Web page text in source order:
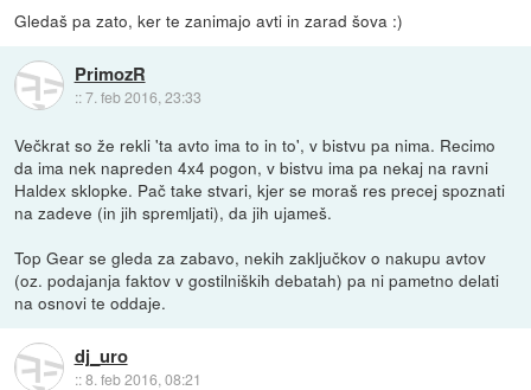
Gledaš pa zato, ker te zanimajo avti in zarad šova :)
PrimozR
::7. feb 2016, 23:33
Večkrat so že rekli 'ta avto ima to in to', v bistvu pa nima. Recimo
da ima nek napreden 4x4 pogon, v bistvu ima pa nekaj na ravni
Haldex sklopke. Pač take stvari, kjer se moraš res precej spoznati
na zadeve (in jih spremljati), da jih ujameš.
Top Gear se gleda za zabavo, nekih zaključkov o nakupu avtov
(oz. podajanja faktov v gostilniških debatah) pa ni pametno delati
na osnovi te oddaje.
dj_uro
::8. feb 2016, 08:21